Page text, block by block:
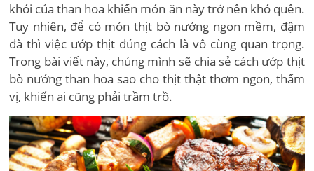
khói của than hoa khiến món ăn này trở nên khó quên.
Tuy nhiên, để có món thịt bò nướng ngon mềm, đậm
đà thì việc ướp thịt đúng cách là vô cùng quan trọng.
Trong bài viết này, chúng mình sẽ chia sẻ cách ướp thịt
bò nướng than hoa sao cho thịt thật thơm ngon, thấm
vị, khiến ai cũng phải trầm trồ.